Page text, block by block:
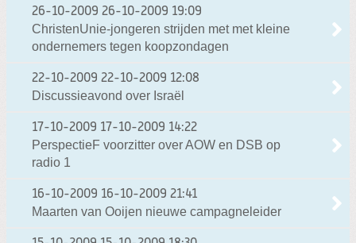
26-10-2009 26-10-2009 19:09
ChristenUnie-jongeren strijden met met kleine
ondernemers tegen koopzondagen
22-10-2009 22-10-2009 12:08
Discussieavond over Israël
17-10-2009 17-10-2009 14:22
PerspectieF voorzitter over AOW en DSB op
radio 1
16-10-2009 16-10-2009 21:41
Maarten van Ooijen nieuwe campagneleider